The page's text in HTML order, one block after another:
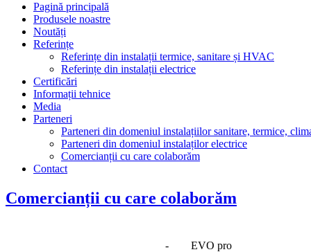
Pagină principală
Produsele noastre
Noutăți
Referințe
Referințe din instalații termice, sanitare și HVAC
Referințe din instalații electrice
Certificări
Informații tehnice
Media
Parteneri
Parteneri din domeniul instalațiilor sanitare, termice,
Parteneri din domeniul instalaților electrice
Comercianții cu care colaborăm
Contact
Comercianții cu care colaborăm
- EVO pro